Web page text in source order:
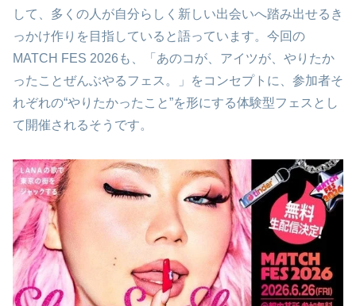
して、多くの人が自分らしく新しい出会いへ踏み出せるき
っかけ作りを目指していると語っています。今回の
MATCH FES 2026も、「あのコが、アイツが、やりたか
ったことぜんぶやるフェス。」をコンセプトに、参加者そ
れぞれの“やりたかったこと”を形にする体験型フェスとし
て開催されるそうです。